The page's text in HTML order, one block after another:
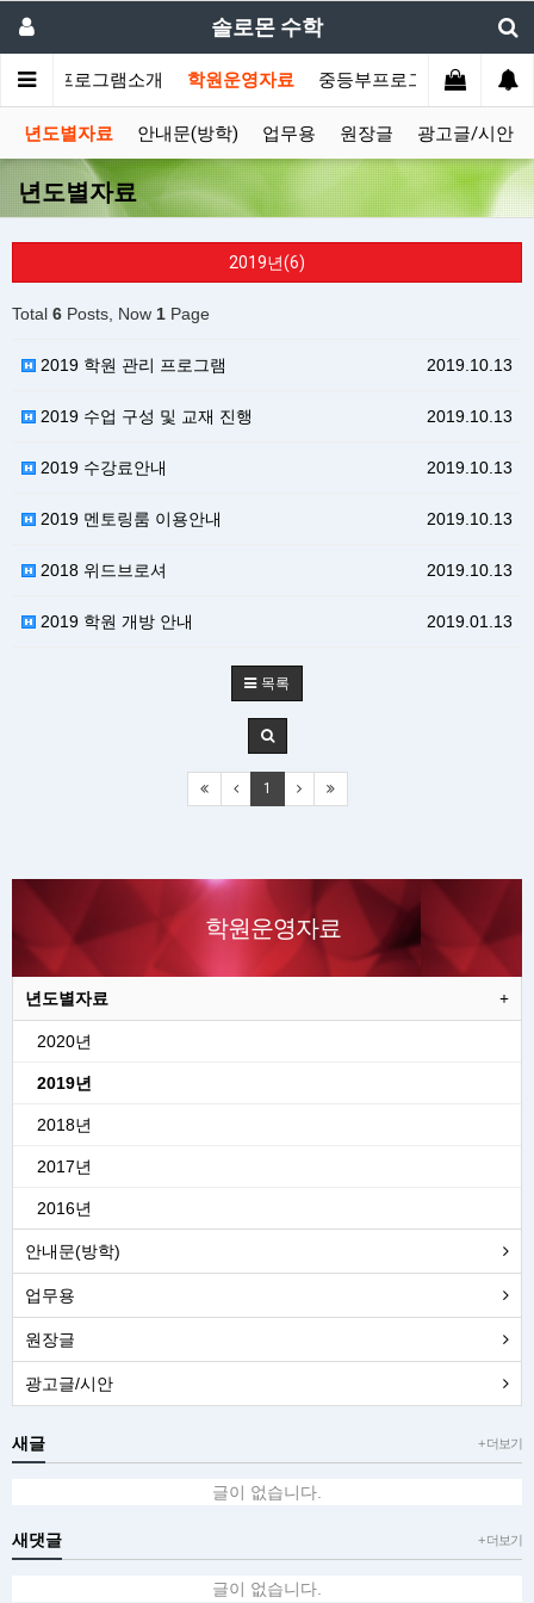
솔로몬 수학
인 프로그램소개 학원운영자료 중등부프로그램 고등부
년도별자료 안내문(방학) 업무용 원장글 광고글/시안
년도별자료
2019년(6)
Total 6 Posts, Now 1 Page
2019.10.13
2019 학원 관리 프로그램
2019.10.13
2019 수업 구성 및 교재 진행
2019.10.13
2019 수강료안내
2019.10.13
2019 멘토링룸 이용안내
2019.10.13
2018 위드브로셔
2019.01.13
2019 학원 개방 안내
목록
1
학원운영자료
년도별자료
2020년
2019년
2018년
2017년
2016년
안내문(방학)
업무용
원장글
광고글/시안
+ 더보기
새글
글이 없습니다.
+ 더보기
새댓글
글이 없습니다.